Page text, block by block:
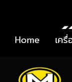
Home เค